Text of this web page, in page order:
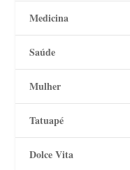
Medicina
Saúde
Mulher
Tatuapé
Dolce Vita